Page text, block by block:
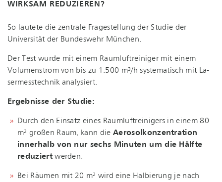
WIRKSAM REDUZIEREN?
So lautete die zentrale Fragestellung der Studie der
Universität der Bundeswehr München.
Der Test wurde mit einem Raum­luft­rei­ni­ger mit einem
Volumenstrom von bis zu 1.500 m³/h systematisch mit La­
ser­mess­tech­nik analysiert.
Ergebnisse der Studie:
Durch den Einsatz eines Raumluftreinigers in einem 80
m² großen Raum, kann dieAerosolkonzentration
innerhalb von nur sechs Minuten um die Hälfte
reduziertwerden.
Bei Räumen mit 20 m² wird eine Halbierung je nach